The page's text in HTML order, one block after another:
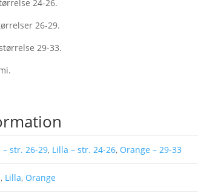
24-26.
26-29.
29-33.
– str. 26-29, Lilla – str. 24-26, Orange – 29-33
, Lilla, Orange